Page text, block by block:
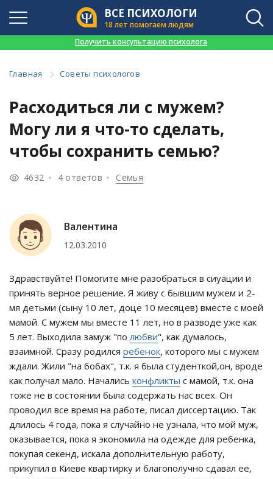
ВСЕ ПСИХОЛОГИ
18 лет помогаем людям
Получить консультацию психолога
Главная Советы психологов
Расходиться ли с мужем?
Могу ли я что-то сделать,
чтобы сохранить семью?
4632 4 ответов Семья
Валентина
12.03.2010
Здравствуйте! Помогите мне разобраться в сиуации и
принять верное решение. Я живу с бывшим мужем и 2-
мя детьми (сыну 10 лет, доце 10 месяцев) вместе с моей
мамой. С мужем мы вместе 11 лет, но в разводе уже как
5 лет. Выходила замуж "полюбви", как думалось,
взаимной. Сразу родился ребенок, которого мы с мужем
ждали. Жили "на бобах", т.к. я была студенткой,он, вроде
как получал мало. Начались конфликты с мамой, т.к. она
тоже не в состоянии была содержать нас всех. Он
проводил все время на работе, писал диссертацию. Так
длилось 4 года, пока я случайно не узнала, что мой муж,
оказывается, пока я экономила на одежде для ребенка,
покупая секенд, искала дополнительную работу,
прикупил в Киеве квартирку и благополучно сдавал ее,